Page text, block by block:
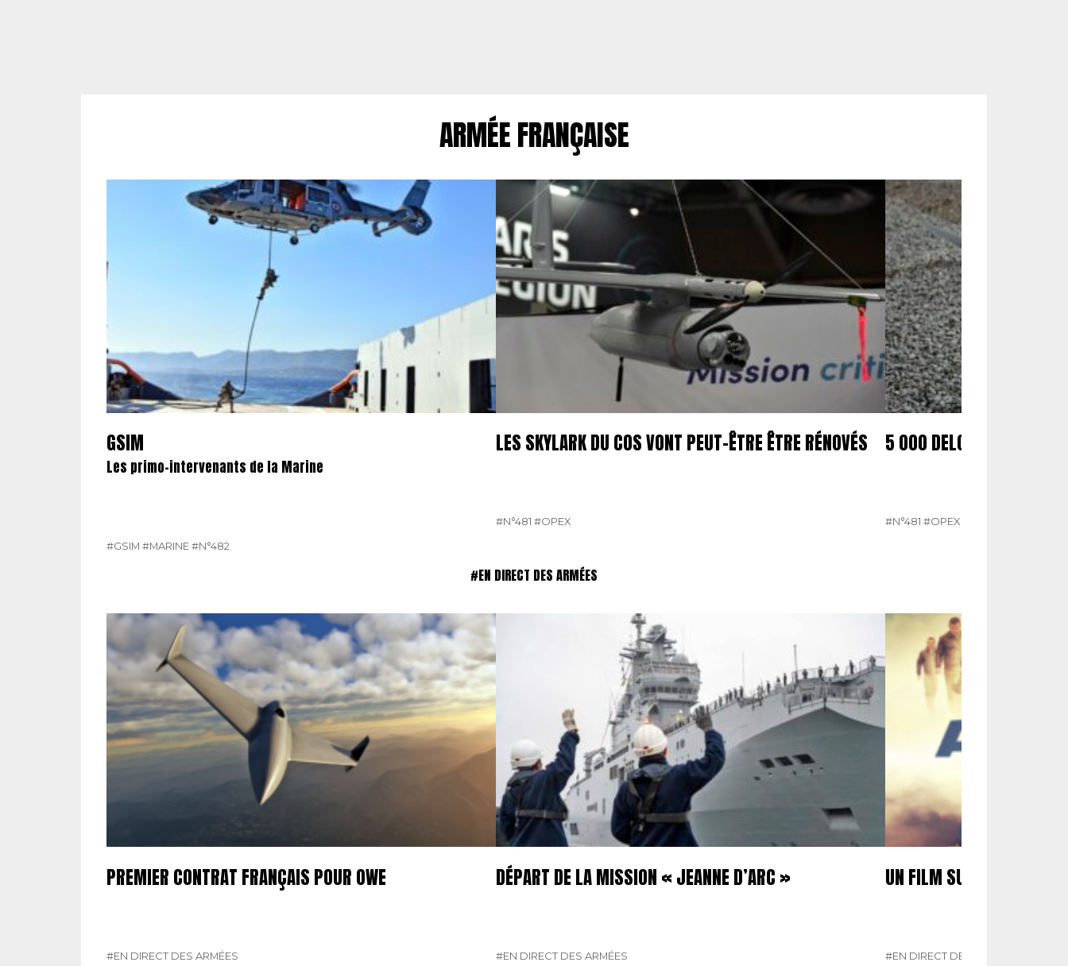
ARMÉE FRANÇAISE
GSIM
Les primo-intervenants de la Marine
#GSIM #MARINE#N°482
LES SKYLARK DU COS VONT PEUT-ÊTRE ÊTRE RÉNOVÉS
#N°481 #OPEX
5 000 DELCO
#N°481 #OPEX
#EN DIRECT DES ARMÉES
PREMIER CONTRAT FRANÇAIS POUR OWE
#EN DIRECT DES ARMÉES
DÉPART DE LA MISSION « JEANNE D’ARC »
#EN DIRECT DES ARMÉES
UN FILM SUR LA PAF
#EN DIRECT DES ARMÉES